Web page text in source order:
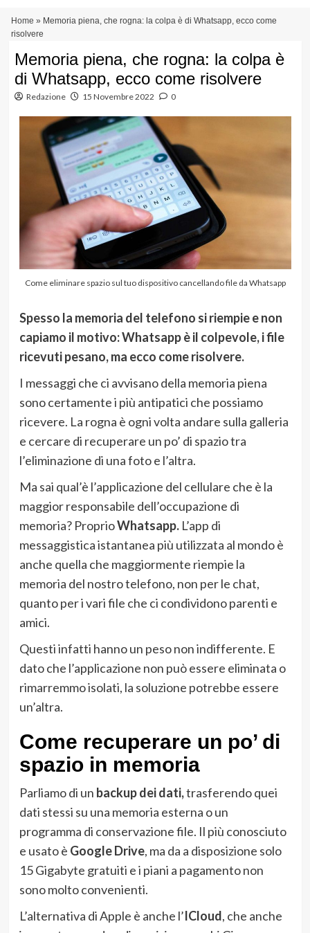
principale
Home » Memoria piena, che rogna: la colpa è di Whatsapp, ecco come
risolvere
Memoria piena, che rogna: la colpa è
di Whatsapp, ecco come risolvere
Redazione 15 Novembre 2022 0
Come eliminare spazio sul tuo dispositivo cancellando file da Whatsapp
Spesso la memoria del telefono si riempie e non
capiamo il motivo: Whatsapp è il colpevole, i file
ricevuti pesano, ma ecco come risolvere.
I messaggi che ci avvisano della memoria piena
sono certamente i più antipatici che possiamo
ricevere. La rogna è ogni volta andare sulla galleria
e cercare di recuperare un po’ di spazio tra
l’eliminazione di una foto e l’altra.
Ma sai qual’è l’applicazione del cellulare che è la
maggior responsabile dell’occupazione di
memoria? ProprioWhatsapp. L’app di
messaggistica istantanea più utilizzata al mondo è
anche quella che maggiormente riempie la
memoria del nostro telefono, non per le chat,
quanto per i vari file che ci condividono parenti e
amici.
Questi infatti hanno un peso non indifferente. E
dato che l’applicazione non può essere eliminata o
rimarremmo isolati, la soluzione potrebbe essere
un’altra.
Come recuperare un po’ di
spazio in memoria
Parliamo di un backup dei dati,trasferendo quei
dati stessi su una memoria esterna o un
programma di conservazione file. Il più conosciuto
e usato è Google Drive, ma da a disposizione solo
15 Gigabyte gratuiti e i piani a pagamento non
sono molto convenienti.
L’alternativa di Apple è anche l’ICloud, che anche